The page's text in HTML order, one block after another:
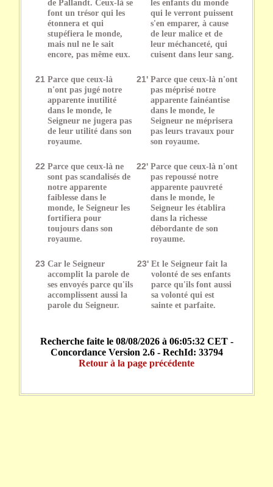
de Pallandt. Ceux-là se
font un trésor qui les
étonnera et qui
stupéfiera le monde,
mais nul ne le sait
encore, pas même eux.
les enfants du monde
qui le verront puissent
s'en emparer, à cause
de leur malice et de
leur méchanceté, qui
cuisent dans leur sang.
21 Parce que ceux-là
n'ont pas jugé notre
apparente inutilité
dans le monde, le
Seigneur ne jugera pas
de leur utilité dans son
royaume.
21' Parce que ceux-là n'ont
pas méprisé notre
apparente fainéantise
dans le monde, le
Seigneur ne méprisera
pas leurs travaux pour
son royaume.
22 Parce que ceux-là ne
sont pas scandalisés de
notre apparente
faiblesse dans le
monde, le Seigneur les
fortifiera pour
toujours dans son
royaume.
22' Parce que ceux-là n'ont
pas repoussé notre
apparente pauvreté
dans le monde, le
Seigneur les établira
dans la richesse
débordante de son
royaume.
23 Car le Seigneur
accomplit la parole de
ses envoyés parce qu'ils
accomplissent aussi la
parole du Seigneur.
23' Et le Seigneur fait la
volonté de ses enfants
parce qu'ils font aussi
sa volonté qui est
sainte et parfaite.
Recherche faite le 08/08/2026 à 06:05:32 CET -
Concordance Version 2.6 - RechId: 33794
Retour à la page précédente